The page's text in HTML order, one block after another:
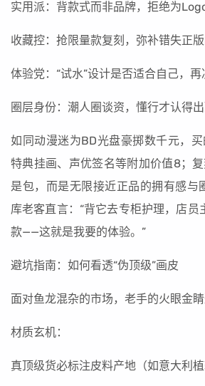
实用派：背款式而非品牌，拒绝为
收藏控：抢限量款复刻，弥补错失正
体验党：“试水”设计是否适合自己，
圈层身份：潮人圈谈资，懂行才认得
如同动漫迷为BD光盘豪掷数千元，
特典挂画、声优签名等附加价值8；
是包，而是无限接近正品的拥有感与
库老客直言：“背它去专柜护理，店员
款——这就是我要的体验。”
避坑指南：如何看透“伪顶级”画皮
面对鱼龙混杂的市场，老手的火眼金睛
材质玄机：
真顶级货必标注皮料产地（如意大利植